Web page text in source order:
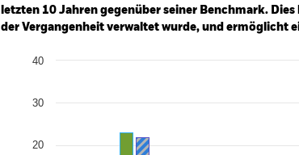
letzten 10 Jahren gegenüber seiner Benchmark.
der Vergangenheit verwaltet wurde, und ermöglicht
Bar chart with 2 data series.
20
30
40